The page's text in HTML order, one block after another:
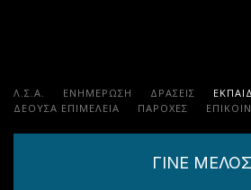
Λ.Σ.Α. ΕΝΗΜΕΡΩΣΗ ΔΡΑΣΕΙΣ
ΔΕΟΥΣΑ ΕΠΙΜΕΛΕΙΑ
ΠΑΡΟΧΈΣ
ΓΙΝΕ ΜΕΛΟΣ